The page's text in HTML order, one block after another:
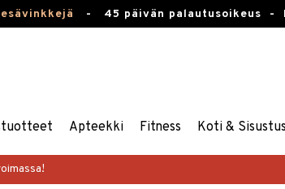
- 45 päivän palautusoikeus -
Apteekki Fitness Koti & Sisustus